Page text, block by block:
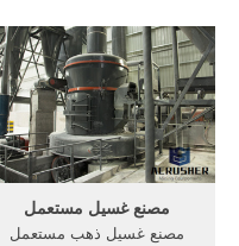
تاريخٌ مشترك وفوق كل ذلك لا
نخطى فيها ولا ذهب للبيع.
مصنع غسيل مستعمل
مصنع غسيل ذهب مستعمل